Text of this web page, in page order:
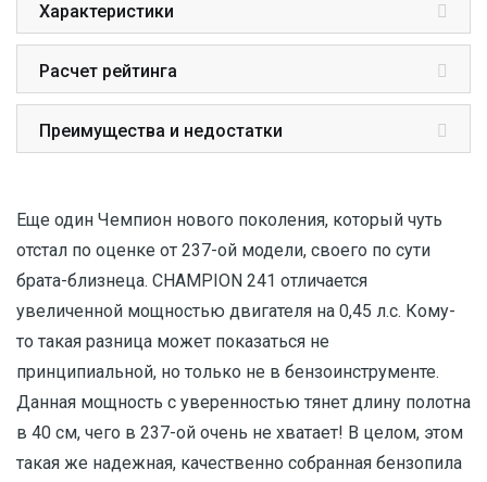
Характеристики
Расчет рейтинга
Преимущества и недостатки
Еще один Чемпион нового поколения, который чуть
отстал по оценке от 237-ой модели, своего по сути
брата-близнеца. CHAMPION 241 отличается
увеличенной мощностью двигателя на 0,45 л.с. Кому-
то такая разница может показаться не
принципиальной, но только не в бензоинструменте.
Данная мощность с уверенностью тянет длину полотна
в 40 см, чего в 237-ой очень не хватает! В целом, этом
такая же надежная, качественно собранная бензопила